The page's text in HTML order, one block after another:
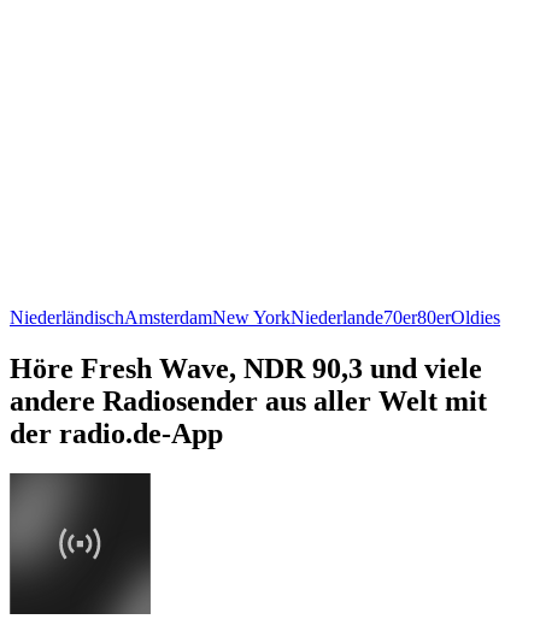
NiederländischAmsterdamNew YorkNiederlande70er80erOldies
Höre Fresh Wave, NDR 90,3 und viele
andere Radiosender aus aller Welt mit
der radio.de-App